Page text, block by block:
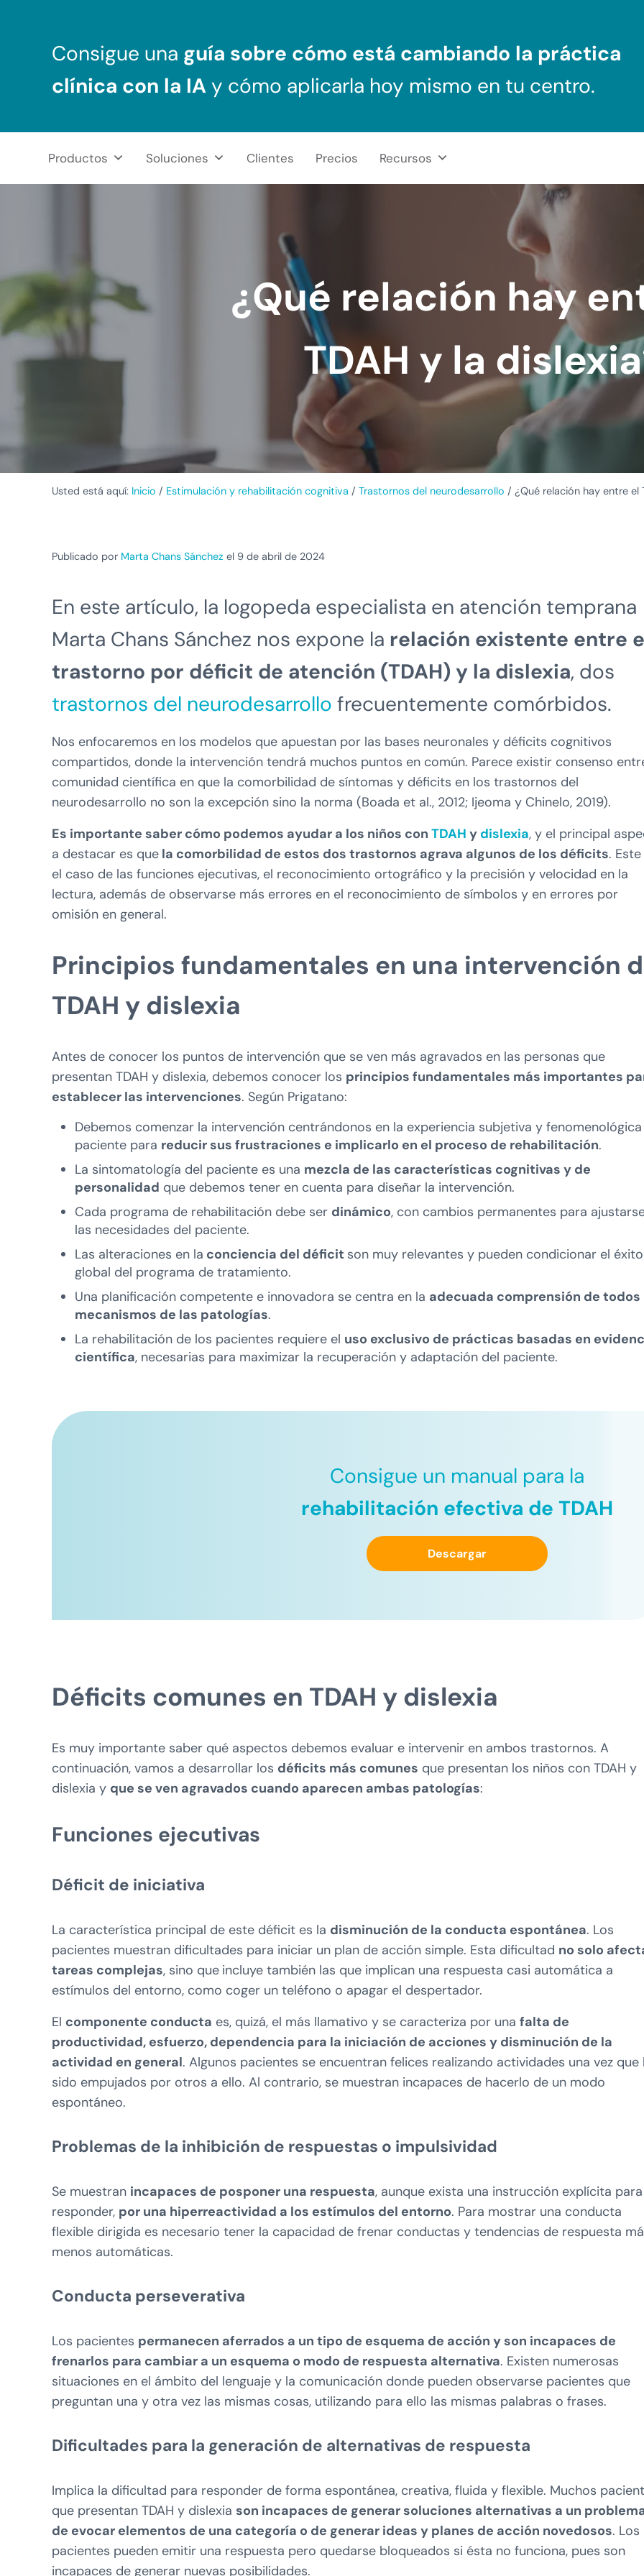
Consigue una guía sobre cómo está cambiando la práctica
clínica con la IAy cómo aplicarla hoy mismo en tu centro.
NeuronUP
REHABILITACIÓN COGNITIVA PROFESIONAL
Productos Soluciones Clientes Precios Recursos
¿Qué relación hay
TDAH y la
Usted está aquí: Inicio / Estimulación y rehabilitación cognitiva / Trastornos del neurodesarrollo / ¿Qué relación hay entre el
Publicado por Marta Chans Sánchez el 9 de abril de 2024
En este artículo, la logopeda especialista en atención temprana
Marta Chans Sánchez nos expone la relación existente entre
trastorno por déficit de atención (TDAH) y la dislexia, dos
trastornos del neurodesarrollo frecuentemente comórbidos.
Nos enfocaremos en los modelos que apuestan por las bases neuronales y déficits cognitivos
compartidos, donde la intervención tendrá muchos puntos en común. Parece existir consenso
comunidad científica en que la comorbilidad de síntomas y déficits en los trastornos del
neurodesarrollo no son la excepción sino la norma (Boada et al., 2012; Ijeoma y Chinelo, 2019).
Es importante saber cómo podemos ayudar a los niños con TDAH y dislexia, y el principal
a destacar es que la comorbilidad de estos dos trastornos agrava algunos de los déficits.
el caso de las funciones ejecutivas, el reconocimiento ortográfico y la precisión y velocidad en la
lectura, además de observarse más errores en el reconocimiento de símbolos y en errores por
omisión en general.
Principios fundamentales en una intervención
TDAH y dislexia
Antes de conocer los puntos de intervención que se ven más agravados en las personas que
presentan TDAH y dislexia, debemos conocer los principios fundamentales más importantes
establecer las intervenciones. Según Prigatano:
Debemos comenzar la intervención centrándonos en la experiencia subjetiva y
paciente para reducir sus frustraciones e implicarlo en el proceso de rehabilitación.
La sintomatología del paciente es una mezcla de las características cognitivas y de
personalidad que debemos tener en cuenta para diseñar la intervención.
Cada programa de rehabilitación debe ser dinámico, con cambios permanentes para
las necesidades del paciente.
Las alteraciones en la conciencia del déficit son muy relevantes y pueden condicionar el éxito
global del programa de tratamiento.
Una planificación competente e innovadora se centra en la adecuada comprensión de todos
mecanismos de las patologías.
La rehabilitación de los pacientes requiere el uso exclusivo de prácticas basadas en
científica, necesarias para maximizar la recuperación y adaptación del paciente.
Consigue un manual para la
rehabilitación efectiva de TDAH
Descargar
Déficits comunes en TDAH y dislexia
Es muy importante saber qué aspectos debemos evaluar e intervenir en ambos trastornos. A
continuación, vamos a desarrollar los déficits más comunes que presentan los niños con TDAH y
dislexia y que se ven agravados cuando aparecen ambas patologías:
Funciones ejecutivas
Déficit de iniciativa
La característica principal de este déficit es la disminución de la conducta espontánea. Los
pacientes muestran dificultades para iniciar un plan de acción simple. Esta dificultad no solo
tareas complejas, sino que incluye también las que implican una respuesta casi automática a
estímulos del entorno, como coger un teléfono o apagar el despertador.
El componente conducta es, quizá, el más llamativo y se caracteriza por una falta de
productividad, esfuerzo, dependencia para la iniciación de acciones y disminución de la
actividad en general. Algunos pacientes se encuentran felices realizando actividades una vez que
sido empujados por otros a ello. Al contrario, se muestran incapaces de hacerlo de un modo
espontáneo.
Problemas de la inhibición de respuestas o impulsividad
Se muestran incapaces de posponer una respuesta, aunque exista una instrucción explícita
responder, por una hiperreactividad a los estímulos del entorno. Para mostrar una conducta
flexible dirigida es necesario tener la capacidad de frenar conductas y tendencias de respuesta
menos automáticas.
Conducta perseverativa
Los pacientes permanecen aferrados a un tipo de esquema de acción y son incapaces de
frenarlos para cambiar a un esquema o modo de respuesta alternativa. Existen numerosas
situaciones en el ámbito del lenguaje y la comunicación donde pueden observarse pacientes que
preguntan una y otra vez las mismas cosas, utilizando para ello las mismas palabras o frases.
Dificultades para la generación de alternativas de respuesta
Implica la dificultad para responder de forma espontánea, creativa, fluida y flexible. Muchos
que presentan TDAH y dislexia son incapaces de generar soluciones alternativas a un
de evocar elementos de una categoría o de generar ideas y planes de acción novedosos. Los
pacientes pueden emitir una respuesta pero quedarse bloqueados si ésta no funciona, pues son
incapaces de generar nuevas posibilidades.